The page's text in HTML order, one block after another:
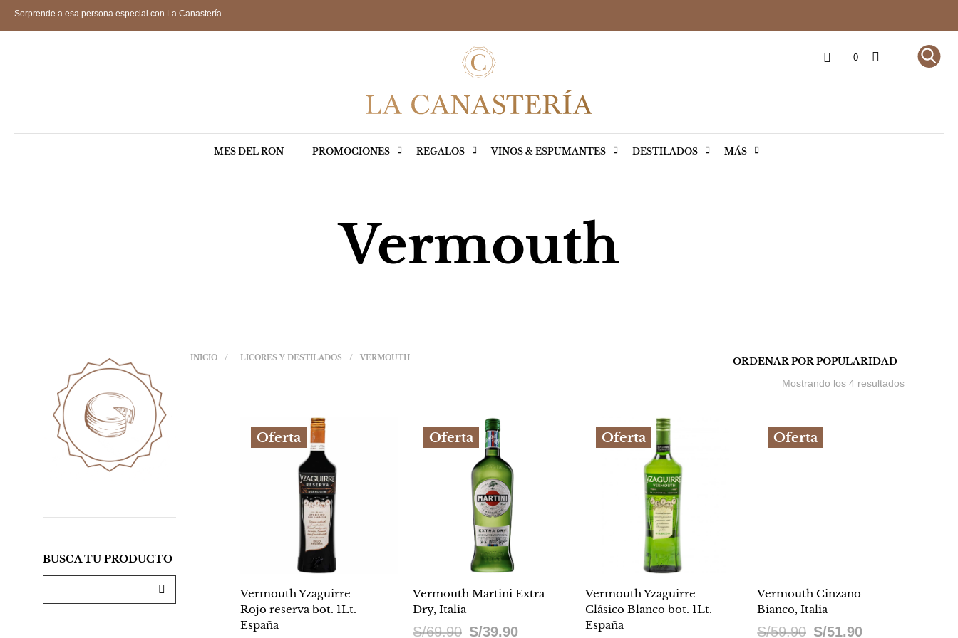
Sorprende a esa persona especial con La Canastería
MES DEL RON PROMOCIONES REGALOS VINOS & ESPUMANTES DESTILADOS MÁS
0
Vermouth
BUSCA TU PRODUCTO
INICIO / LICORES Y DESTILADOS / VERMOUTH
Mostrando los 4 resultadosOrdenado
Oferta
Vermouth Yzaguirre
Rojo reserva bot. 1Lt.
España
Oferta
Vermouth Martini Extra
Dry, Italia
S/69.90 El
S/39.90El
Oferta
Vermouth Yzaguirre
Clásico Blanco bot. 1Lt.
España
Oferta
Vermouth Cinzano
Bianco, Italia
S/59.90 El
S/51.90El